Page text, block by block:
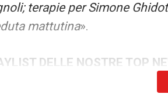
terapie per Simone
mattutina».
DELLE NOSTRE TOP